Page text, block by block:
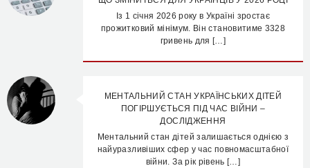
Із 1 січня 2026 року в Україні зростає
прожитковий мінімум. Він становитиме 3328
гривень для […]
МЕНТАЛЬНИЙ СТАН УКРАЇНСЬКИХ ДІТЕЙ
ПОГІРШУЄТЬСЯ ПІД ЧАС ВІЙНИ –
ДОСЛІДЖЕННЯ
Ментальний стан дітей залишається однією з
найуразливіших сфер у час повномасштабної
війни. За рік рівень […]